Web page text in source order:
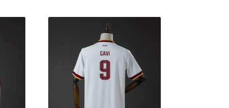
Možnosti
Možnosti
strani
izdelka